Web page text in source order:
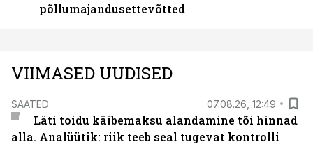
põllumajandusettevõtted
VIIMASED UUDISED
SAATED 07.08.26, 12:49
Läti toidu käibemaksu alandamine tõi hinnad
alla. Analüütik: riik teeb seal tugevat kontrolli